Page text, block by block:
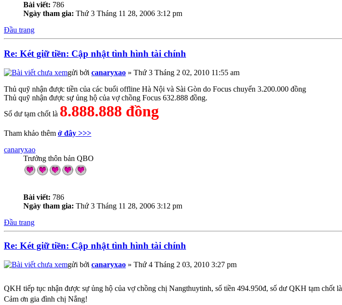
Bài viết: 786
Ngày tham gia: Thứ 3 Tháng 11 28, 2006 3:12 pm
Đầu trang
Re: Két giữ tiền: Cập nhật tình hình tài chính
gửi bởi canaryxao » Thứ 3 Tháng 2 02, 2010 11:55 am
Thủ quỹ nhận được tiền của các buổi offline Hà Nội và Sài Gòn do Focus chuyển 3.200.000 đồng
Thủ quỹ nhận được sự ủng hộ của vợ chồng Focus 632.888 đồng.
Số dư tạm chốt là 8.888.888 đồng
Tham khảo thêm ở đây >>>
canaryxao
Trưởng thôn bản QBO
Bài viết: 786
Ngày tham gia: Thứ 3 Tháng 11 28, 2006 3:12 pm
Đầu trang
Re: Két giữ tiền: Cập nhật tình hình tài chính
gửi bởi canaryxao » Thứ 4 Tháng 2 03, 2010 3:27 pm
QKH tiếp tục nhận được sự ủng hộ của vợ chồng chị Nangthuytinh, số tiền 494.950đ, số dư QKH tạm chốt là
Cảm ơn gia đình chị Nắng!